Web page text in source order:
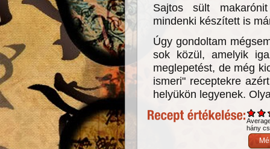
Sajtos sült
mindenki készített is
Úgy gondoltam
sok közül, amelyik
meglepetést, de még
ismeri" receptekre
helyükön legyenek.
hány